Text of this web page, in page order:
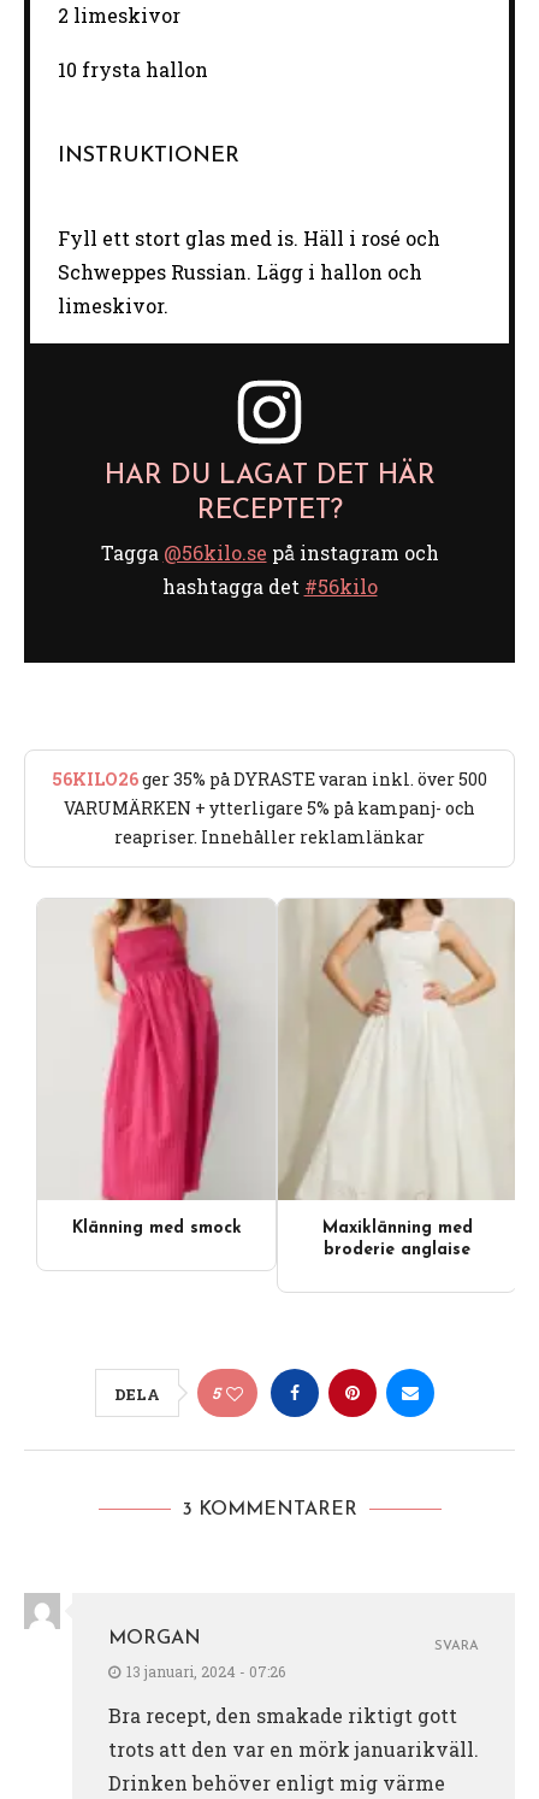
2 limeskivor
10 frysta hallon
INSTRUKTIONER
Fyll ett stort glas med is. Häll i rosé och
Schweppes Russian. Lägg i hallon och
limeskivor.
HAR DU LAGAT DET HÄR
RECEPTET?
Tagga @56kilo.se på instagram och
hashtagga det #56kilo
56KILO26ger 35% på DYRASTE varan inkl. över 500
VARUMÄRKEN + ytterligare 5% på kampanj- och
reapriser. Innehåller reklamlänkar
Klänning med smock
Maxiklänning med
broderie anglaise
DELA 5
3 KOMMENTARER
MORGAN
13 januari, 2024 - 07:26
Bra recept, den smakade riktigt gott
trots att den var en mörk januarikväll.
Drinken behöver enligt mig värme
SVARA